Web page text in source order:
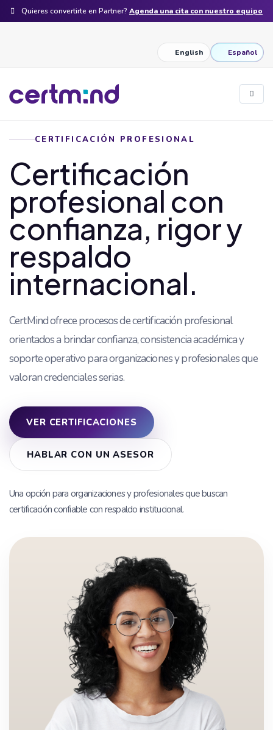
Quieres convertirte en Partner? Agenda una cita con nuestro equipo
English Español
CERTIFICACIÓN PROFESIONAL
Certificación
profesional con
confianza, rigor y
respaldo
internacional.
CertMind ofrece procesos de certificación profesional
orientados a brindar confianza, consistencia académica y
soporte operativo para organizaciones y profesionales que
valoran credenciales serias.
VER CERTIFICACIONES
HABLAR CON UN ASESOR
Una opción para organizaciones y profesionales que buscan
certificación confiable con respaldo institucional.